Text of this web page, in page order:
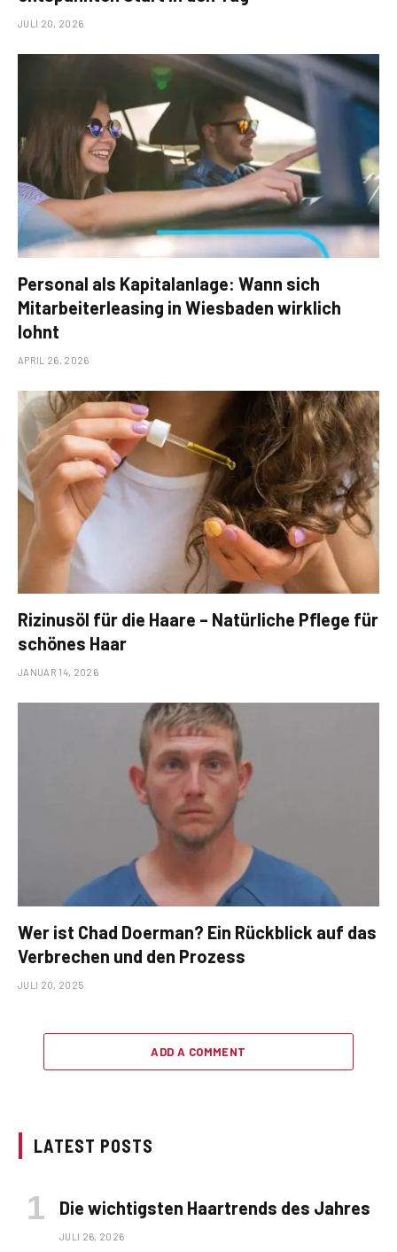
JULI 20, 2026
Personal als Kapitalanlage: Wann sich
Mitarbeiterleasing in Wiesbaden wirklich
lohnt
APRIL 26, 2026
Rizinusöl für die Haare – Natürliche Pflege für
schönes Haar
JANUAR 14, 2026
Wer ist Chad Doerman? Ein Rückblick auf das
Verbrechen und den Prozess
JULI 20, 2025
ADD A COMMENT
LATEST POSTS
Die wichtigsten Haartrends des Jahres
JULI 26, 2026